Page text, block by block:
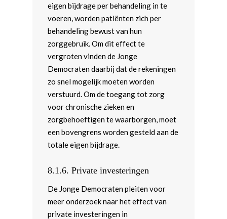
eigen bijdrage per behandeling in te
voeren, worden patiënten zich per
behandeling bewust van hun
zorggebruik. Om dit effect te
vergroten vinden de Jonge
Democraten daarbij dat de rekeningen
zo snel mogelijk moeten worden
verstuurd. Om de toegang tot zorg
voor chronische zieken en
zorgbehoeftigen te waarborgen, moet
een bovengrens worden gesteld aan de
totale eigen bijdrage.
8.1.6.Private investeringen
De Jonge Democraten pleiten voor
meer onderzoek naar het effect van
private investeringen in